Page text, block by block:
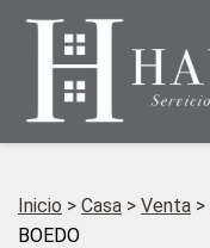
Inicio > Casa > Venta >
BOEDO